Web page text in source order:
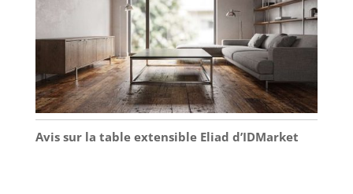
Avis sur la table extensible Eliad d’IDMarket